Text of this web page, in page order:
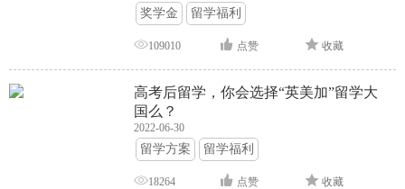
奖学金 留学福利
109010 点赞 收藏
高考后留学，你会选择“英美加”留学大
国么？
2022-06-30
留学方案 留学福利
18264 点赞 收藏